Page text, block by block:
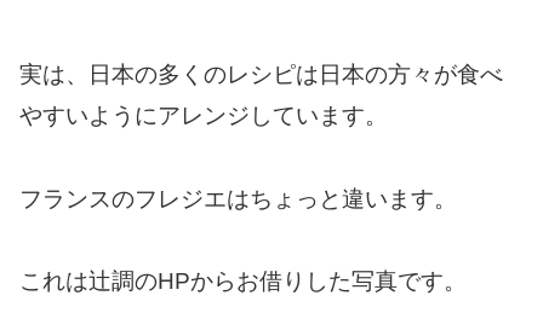
実は、日本の多くのレシピは日本の方々が食べ
やすいようにアレンジしています。
フランスのフレジエはちょっと違います。
これは辻調のHPからお借りした写真です。